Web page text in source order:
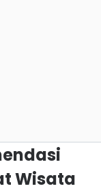
Wisata